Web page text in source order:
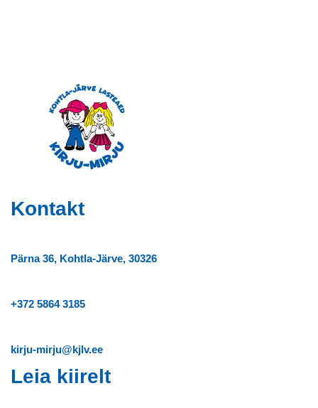
Kontakt
Pärna 36, Kohtla-Järve, 30326
+372 5864 3185
kirju-mirju@kjlv.ee
Leia kiirelt